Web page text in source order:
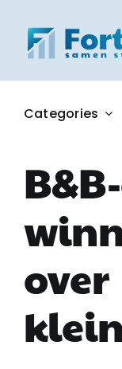
naar
inhoud
Categories
over